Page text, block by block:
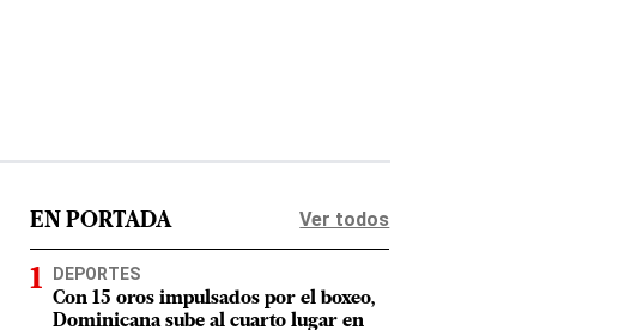
EN PORTADA Ver todos
DEPORTES
Con 15 oros impulsados por el boxeo,
Dominicana sube al cuarto lugar en